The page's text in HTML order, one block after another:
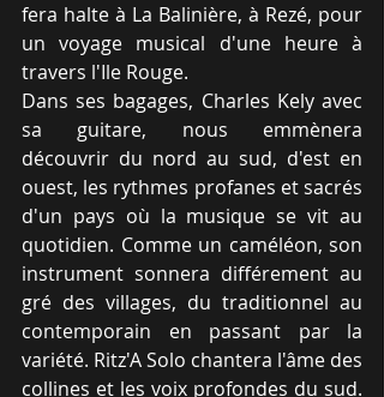
fera halte à La Balinière, à Rezé, pour
un voyage musical d'une heure à
travers l'Ile Rouge.
Dans ses bagages, Charles Kely avec
sa guitare, nous emmènera
découvrir du nord au sud, d'est en
ouest, les rythmes profanes et sacrés
d'un pays où la musique se vit au
quotidien. Comme un caméléon, son
instrument sonnera différement au
gré des villages, du traditionnel au
contemporain en passant par la
variété. Ritz'A Solo chantera l'âme des
collines et les voix profondes du sud.